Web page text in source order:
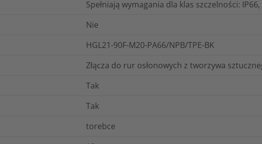
Spełniają wymagania dla klas szczelności: IP66,
Nie
HGL21-90F-M20-PA66/NPB/TPE-BK
Złącza do rur osłonowych z tworzywa
Tak
Tak
torebce